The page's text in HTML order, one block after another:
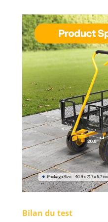
Bilan du test